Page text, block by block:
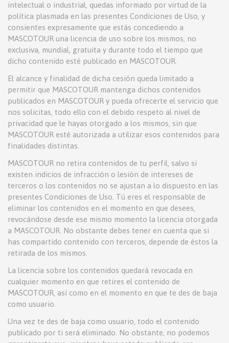
intelectual o industrial, quedas informado por virtud de la
política plasmada en las presentes Condiciones de Uso, y
consientes expresamente que estás concediendo a
MASCOTOUR una licencia de uso sobre los mismos, no
exclusiva, mundial, gratuita y durante todo el tiempo que
dicho contenido esté publicado en MASCOTOUR.
El alcance y finalidad de dicha cesión queda limitado a
permitir que MASCOTOUR mantenga dichos contenidos
publicados en MASCOTOUR y pueda ofrecerte el servicio que
nos solicitas, todo ello con el debido respeto al nivel de
privacidad que le hayas otorgado a los mismos, sin que
MASCOTOUR esté autorizada a utilizar esos contenidos para
finalidades distintas.
MASCOTOUR no retira contenidos de tu perfil, salvo si
existen indicios de infracción o lesión de intereses de
terceros o los contenidos no se ajustan a lo dispuesto en las
presentes Condiciones de Uso. Tú eres el responsable de
eliminar los contenidos en el momento en que desees,
revocándose desde ese mismo momento la licencia otorgada
a MASCOTOUR. No obstante debes tener en cuenta que si
has compartido contenido con terceros, depende de éstos la
retirada de los mismos.
La licencia sobre los contenidos quedará revocada en
cualquier momento en que retires el contenido de
MASCOTOUR, así como en el momento en que te des de baja
como usuario.
Una vez te des de baja como usuario, todo el contenido
publicado por ti será eliminado. No obstante, no podemos